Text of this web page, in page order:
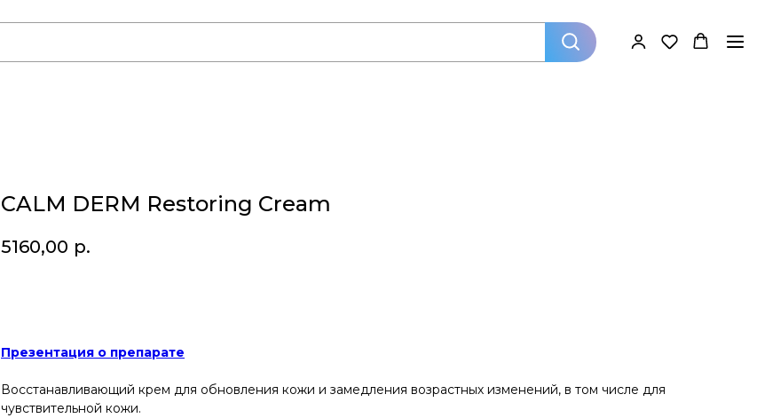
CALM DERM Restoring Cream
5160,00 р.
Презентация о препарате
Восстанавливающий крем для обновления кожи и замедления возрастных изменений, в том числе для
чувствительной кожи.